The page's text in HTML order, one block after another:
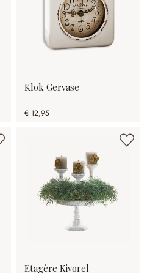
Klok Gervase
€ 12,95
Etagère Kivorel